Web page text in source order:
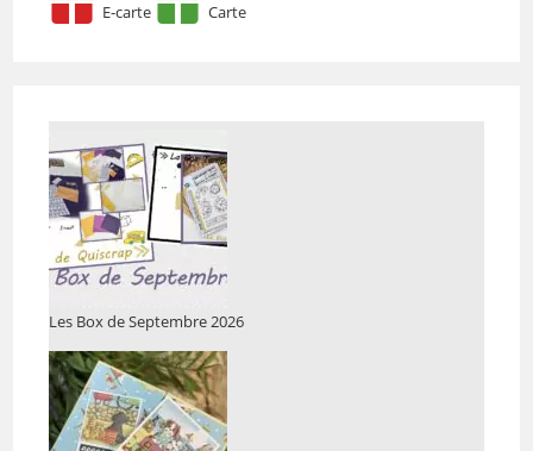
E-carte Carte
Les Box de Septembre 2026